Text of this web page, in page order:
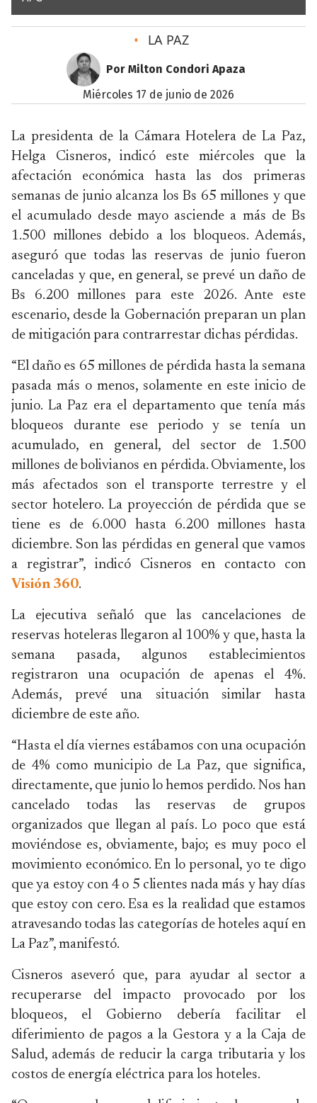
• LA PAZ
Por Milton Condori Apaza
miércoles 17 de junio de 2026
La presidenta de la Cámara Hotelera de La Paz,
Helga Cisneros, indicó este miércoles que la
afectación económica hasta las dos primeras
semanas de junio alcanza los Bs 65 millones y que
el acumulado desde mayo asciende a más de Bs
1.500 millones debido a los bloqueos. Además,
aseguró que todas las reservas de junio fueron
canceladas y que, en general, se prevé un daño de
Bs 6.200 millones para este 2026. Ante este
escenario, desde la Gobernación preparan un plan
de mitigación para contrarrestar dichas pérdidas.
“El daño es 65 millones de pérdida hasta la semana
pasada más o menos, solamente en este inicio de
junio. La Paz era el departamento que tenía más
bloqueos durante ese periodo y se tenía un
acumulado, en general, del sector de 1.500
millones de bolivianos en pérdida. Obviamente, los
más afectados son el transporte terrestre y el
sector hotelero. La proyección de pérdida que se
tiene es de 6.000 hasta 6.200 millones hasta
diciembre. Son las pérdidas en general que vamos
a registrar”, indicó Cisneros en contacto con
Visión 360.
La ejecutiva señaló que las cancelaciones de
reservas hoteleras llegaron al 100% y que, hasta la
semana pasada, algunos establecimientos
registraron una ocupación de apenas el 4%.
Además, prevé una situación similar hasta
diciembre de este año.
“Hasta el día viernes estábamos con una ocupación
de 4% como municipio de La Paz, que significa,
directamente, que junio lo hemos perdido. Nos han
cancelado todas las reservas de grupos
organizados que llegan al país. Lo poco que está
moviéndose es, obviamente, bajo; es muy poco el
movimiento económico. En lo personal, yo te digo
que ya estoy con 4 o 5 clientes nada más y hay días
que estoy con cero. Esa es la realidad que estamos
atravesando todas las categorías de hoteles aquí en
La Paz”, manifestó.
Cisneros aseveró que, para ayudar al sector a
recuperarse del impacto provocado por los
bloqueos, el Gobierno debería facilitar el
diferimiento de pagos a la Gestora y a la Caja de
Salud, además de reducir la carga tributaria y los
costos de energía eléctrica para los hoteles.